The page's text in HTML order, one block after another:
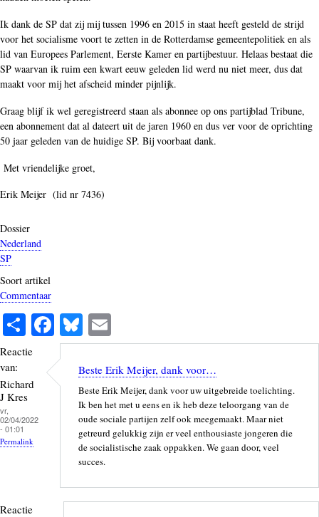
Ik dank de SP dat zij mij tussen 1996 en 2015 in staat heeft gesteld de strijd
voor het socialisme voort te zetten in de Rotterdamse gemeentepolitiek en als
lid van Europees Parlement, Eerste Kamer en partijbestuur. Helaas bestaat die
SP waarvan ik ruim een kwart eeuw geleden lid werd nu niet meer, dus dat
maakt voor mij het afscheid minder pijnlijk.
Graag blijf ik wel geregistreerd staan als abonnee op ons partijblad Tribune,
een abonnement dat al dateert uit de jaren 1960 en dus ver voor de oprichting
50 jaar geleden van de huidige SP. Bij voorbaat dank.
Met vriendelijke groet,
Erik Meijer (lid nr 7436)
Dossier
Nederland
SP
Soort artikel
Commentaar
S
ha
Fa
ce
bo
ok
Bl
ue
sk
y
m
ail
Reactie
van:
Richard
J Kres
vr,
02/04/2022
- 01:01
Permalink
Beste Erik Meijer, dank voor…
Beste Erik Meijer, dank voor uw uitgebreide toelichting.
Ik ben het met u eens en ik heb deze teloorgang van de
oude sociale partijen zelf ook meegemaakt. Maar niet
getreurd gelukkig zijn er veel enthousiaste jongeren die
de socialistische zaak oppakken. We gaan door, veel
succes.
Reactie